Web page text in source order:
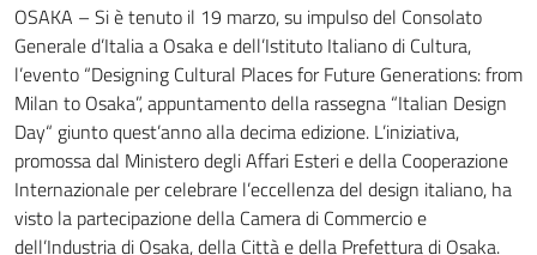
OSAKA – Si è tenuto il 19 marzo, su impulso del Consolato
Generale d’Italia a Osaka e dell’Istituto Italiano di Cultura,
l’evento “Designing Cultural Places for Future Generations: from
Milan to Osaka”, appuntamento della rassegna “Italian Design
Day“ giunto quest’anno alla decima edizione. L’iniziativa,
promossa dal Ministero degli Affari Esteri e della Cooperazione
Internazionale per celebrare l’eccellenza del design italiano, ha
visto la partecipazione della Camera di Commercio e
dell’Industria di Osaka, della Città e della Prefettura di Osaka.